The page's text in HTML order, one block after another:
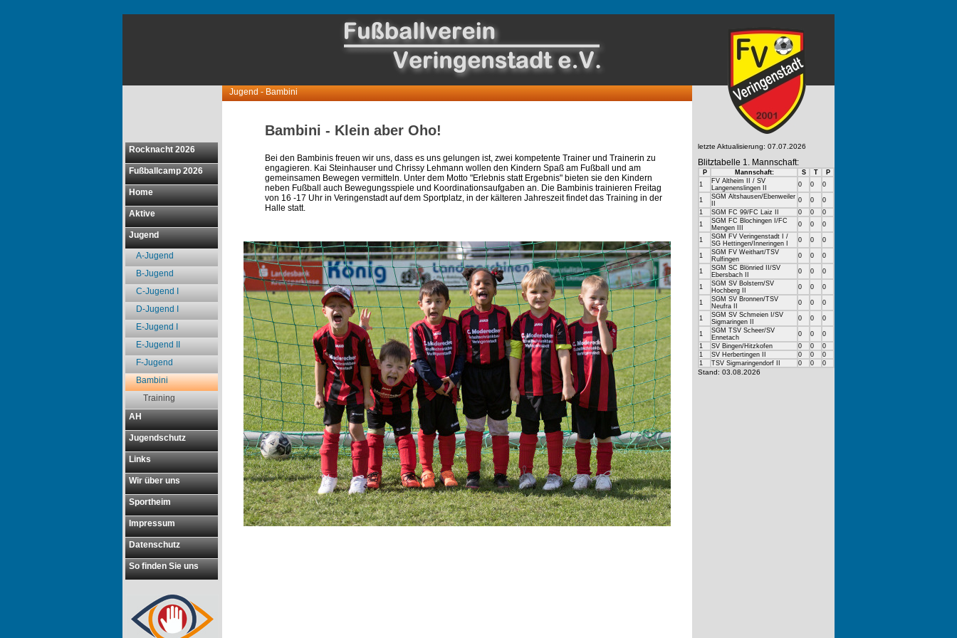
Rocknacht 2026
Fußballcamp 2026
Home
Aktive
Jugend
A-Jugend
B-Jugend
C-Jugend I
D-Jugend I
E-Jugend I
E-Jugend II
F-Jugend
Bambini
Training
AH
Jugendschutz
Links
Wir über uns
Sportheim
Impressum
Datenschutz
So finden Sie uns
Jugend - Bambini
Bambini - Klein aber Oho!
Bei den Bambinis freuen wir uns, dass es uns gelungen ist, zwei kompetente Trainer und Trainerin zu
engagieren. Kai Steinhauser und Chrissy Lehmann wollen den Kindern Spaß am Fußball und am
gemeinsamen Bewegen vermitteln. Unter dem Motto "Erlebnis statt Ergebnis" bieten sie den Kindern
neben Fußball auch Bewegungsspiele und Koordinationsaufgaben an. Die Bambinis trainieren Freitag
von 16 -17 Uhr in Veringenstadt auf dem Sportplatz, in der kälteren Jahreszeit findet das Training in der
Halle statt.
letzte Aktualisierung: 07.07.2026
Blitztabelle 1. Mannschaft:
P Mannschaft: S T
P
1
FV Altheim II / SV
Langenenslingen II
0 0 0
1
SGM Altshausen/Ebenweiler 0 0
0
1
SGM FC 99/FC Laiz II 0 0
0
1
SGM FC Blochingen I/FC
Mengen III
0 0 0
1
SGM FV Veringenstadt I /
SG Hettingen/Inneringen I
0 0 0
1
SGM FV Weithart/TSV
Rulfingen
0 0 0
1
SGM SC Blönried II/SV
Ebersbach II
0 0 0
1
SGM SV Bolstern/SV
Hochberg II
0 0 0
1
SGM SV Bronnen/TSV
Neufra II
0 0 0
1
SGM SV Schmeien I/SV
Sigmaringen II
0 0 0
1
SGM TSV Scheer/SV
Ennetach
0 0
0
1
SV Bingen/Hitzkofen 0 0
0
1
SV Herbertingen II 0 0
0
1
TSV Sigmaringendorf II 0 0 0
Stand: 03.08.2026